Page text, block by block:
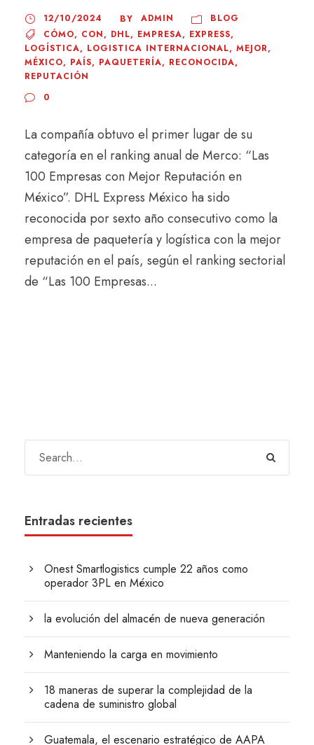
12/10/2024 BY ADMIN
BLOG
CÓMO, CON, DHL, EMPRESA, EXPRESS,
LOGÍSTICA, LOGISTICA INTERNACIONAL, MEJOR,
MÉXICO, PAÍS, PAQUETERÍA, RECONOCIDA,
REPUTACIÓN
0
La compañía obtuvo el primer lugar de su
categoría en el ranking anual de Merco: “Las
100 Empresas con Mejor Reputación en
México”. DHL Express México ha sido
reconocida por sexto año consecutivo como la
empresa de paquetería y logística con la mejor
reputación en el país, según el ranking sectorial
de “Las 100 Empresas...
Entradas recientes
Onest Smartlogistics cumple 22 años como
operador 3PL en México
la evolución del almacén de nueva generación
Manteniendo la carga en movimiento
18 maneras de superar la complejidad de la
cadena de suministro global
Guatemala, el escenario estratégico de AAPA